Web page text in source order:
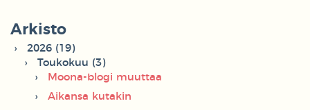
Arkisto
2026 (19)
Toukokuu (3)
Moona-blogi muuttaa
Aikansa kutakin